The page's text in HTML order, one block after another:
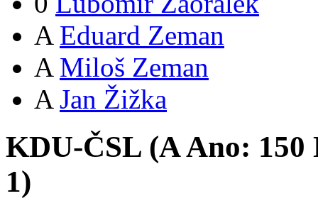
A Eduard Zeman
A Miloš Zeman
A Jan Žižka
KDU-ČSL (AAno: 150
1)